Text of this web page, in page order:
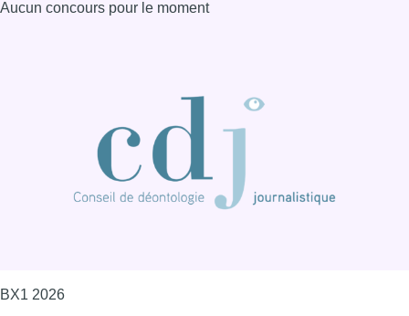
Aucun concours pour le moment
BX1 2026